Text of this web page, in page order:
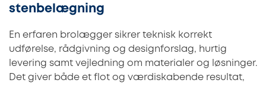
stenbelægning
En erfaren brolægger sikrer teknisk korrekt
udførelse, rådgivning og designforslag, hurtig
levering samt vejledning om materialer og løsninger.
Det giver både et flot og værdiskabende resultat,